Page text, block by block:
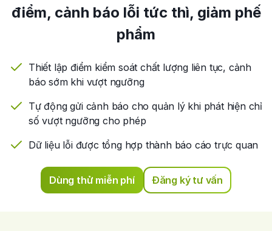
điểm, cảnh báo lỗi tức thì, giảm phế
phẩm
Thiết lập điểm kiểm soát chất lượng liên tục, cảnh
báo sớm khi vượt ngưỡng
Tự động gửi cảnh báo cho quản lý khi phát hiện chỉ
số vượt ngưỡng cho phép
Dữ liệu lỗi được tổng hợp thành báo cáo trực quan
Dùng thử miễn phí Đăng ký tư vấn